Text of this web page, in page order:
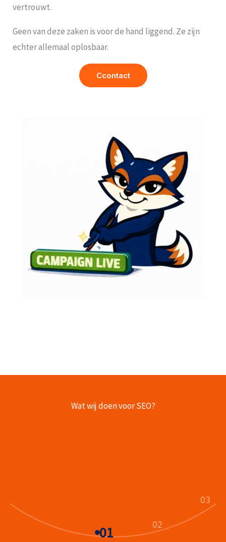
vertrouwt.
Geen van deze zaken is voor de hand liggend. Ze zijn
echter allemaal oplosbaar.
Ccontact
Wat wij doen voor SEO?
01 02
03